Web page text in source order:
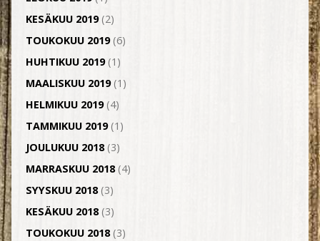
KESÄKUU 2019(2)
TOUKOKUU 2019(6)
HUHTIKUU 2019(1)
MAALISKUU 2019(1)
HELMIKUU 2019(4)
TAMMIKUU 2019(1)
JOULUKUU 2018(3)
MARRASKUU 2018(4)
SYYSKUU 2018(3)
KESÄKUU 2018(3)
TOUKOKUU 2018(3)